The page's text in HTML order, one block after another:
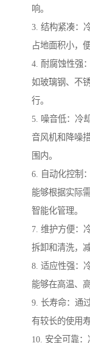
响。
3. 结构紧凑：
占地面积小，
4. 耐腐蚀性强
如玻璃钢、不
行。
5. 噪音低：冷
音风机和降噪
围内。
6. 自动化控制
能够根据实际
智能化管理。
7. 维护方便：
拆卸和清洗，
8. 适应性强：
能够在高温、
9. 长寿命：通
有较长的使用
10. 安全可靠